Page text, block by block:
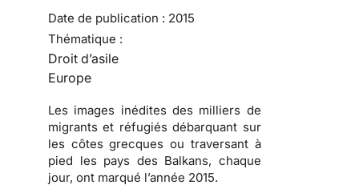
Date de publication : 2015
Thématique :
Droit d’asile
Europe
Les images inédites des milliers de
migrants et réfugiés débarquant sur
les côtes grecques ou traversant à
pied les pays des Balkans, chaque
jour, ont marqué l’année 2015.